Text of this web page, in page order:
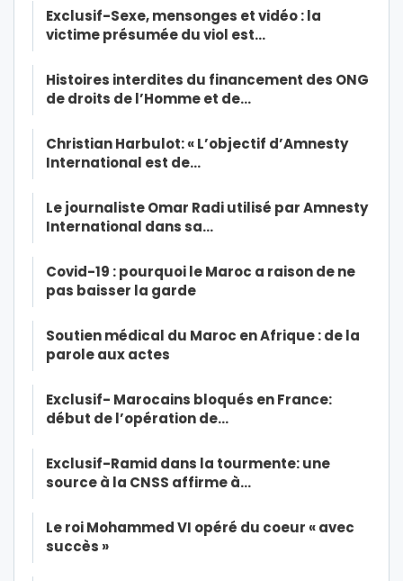
Exclusif-Sexe, mensonges et vidéo : la
victime présumée du viol est…
Histoires interdites du financement des ONG
de droits de l’Homme et de…
Christian Harbulot: « L’objectif d’Amnesty
International est de…
Le journaliste Omar Radi utilisé par Amnesty
International dans sa…
Covid-19 : pourquoi le Maroc a raison de ne
pas baisser la garde
Soutien médical du Maroc en Afrique : de la
parole aux actes
Exclusif- Marocains bloqués en France:
début de l’opération de…
Exclusif-Ramid dans la tourmente: une
source à la CNSS affirme à…
Le roi Mohammed VI opéré du coeur « avec
succès »